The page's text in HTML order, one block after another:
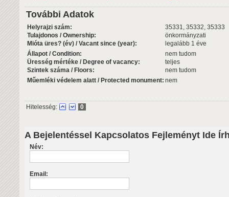
További Adatok
Helyrajzi szám:
35331, 35332, 35333
Tulajdonos / Ownership:
önkormányzati
Mióta üres? (év) / Vacant since (year):
legalább 1 éve
Állapot / Condition:
nem tudom
Üresség mértéke / Degree of vacancy:
teljes
Szintek száma / Floors:
nem tudom
Műemléki védelem alatt / Protected monument: nem
Hitelesség: 0
A Bejelentéssel Kapcsolatos Fejleményt Ide
Név:
Email: